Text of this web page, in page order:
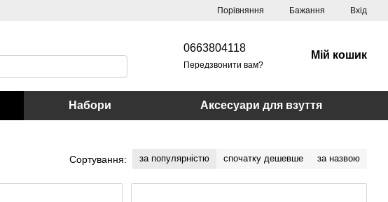
Порівняння Бажання Вхід
0663804118
Передзвонити вам?
Мій кошик
Набори Аксесуари для взуття
Сортування: за популярністю спочатку дешевше за назвою